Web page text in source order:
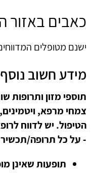
כאבים באזור
ישנם מטופלים
מידע חשוב נוסף
תוספי מזון ותרופות
צמחי מרפא,
הטיפול. יש לדווח
- על כל תרופה/
תופעות שאינן